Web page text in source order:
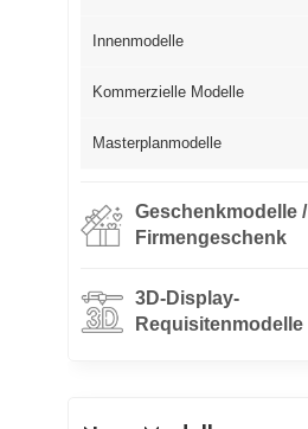
Innenmodelle
Kommerzielle Modelle
Masterplanmodelle
Geschenkmodelle /
Firmengeschenk
3D-Display-
Requisitenmodelle